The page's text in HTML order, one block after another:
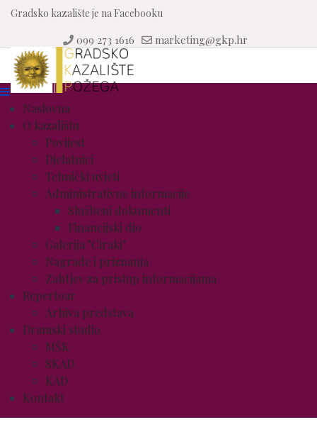
Gradsko kazalište je na Facebooku
099 273 1616 marketing@gkp.hr
Naslovna
O kazalištu
Povijest
Djelatnici
Tehnički uvjeti
Administrativne informacije
Službeni dokumenti
Financijski dio
Galerija "Ciraki"
Nagrade i priznanja
Zahtjev za pristup informacijama
Repertoar
Arhiva predstava
Dramski studio
MŠK
SKAD
KAD
Kontakt